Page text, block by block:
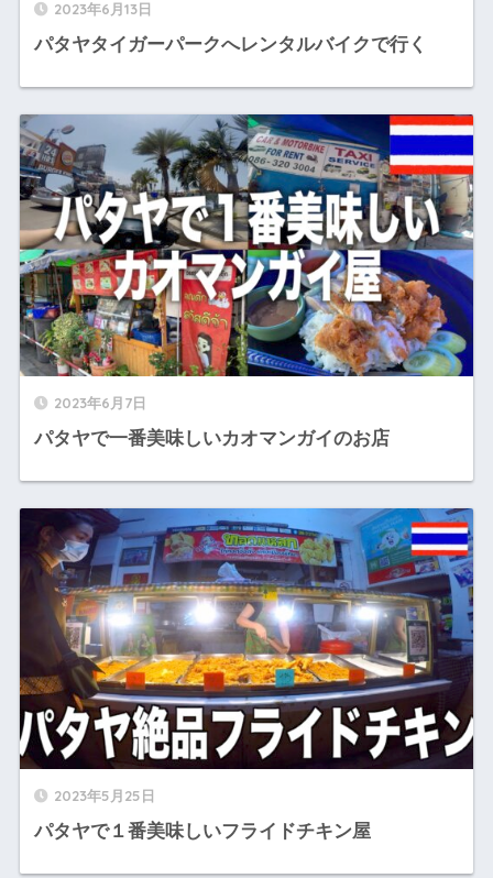
2023年6月13日
パタヤタイガーパークへレンタルバイクで行く
2023年6月7日
パタヤで一番美味しいカオマンガイのお店
2023年5月25日
パタヤで１番美味しいフライドチキン屋